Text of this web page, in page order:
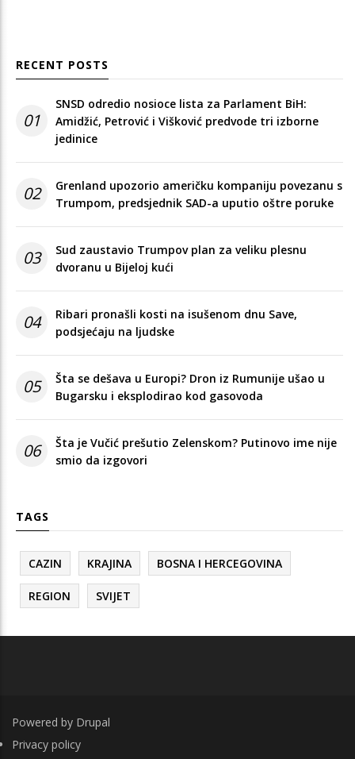
RECENT POSTS
01
SNSD odredio nosioce lista za Parlament BiH:
Amidžić, Petrović i Višković predvode tri izborne
jedinice
02
Grenland upozorio američku kompaniju povezanu s
Trumpom, predsjednik SAD-a uputio oštre poruke
03
Sud zaustavio Trumpov plan za veliku plesnu
dvoranu u Bijeloj kući
04
Ribari pronašli kosti na isušenom dnu Save,
podsjećaju na ljudske
05
Šta se dešava u Europi? Dron iz Rumunije ušao u
Bugarsku i eksplodirao kod gasovoda
06
Šta je Vučić prešutio Zelenskom? Putinovo ime nije
smio da izgovori
TAGS
CAZIN KRAJINA BOSNA I HERCEGOVINA
REGION SVIJET
Powered by Drupal
FOOTER
Privacy policy